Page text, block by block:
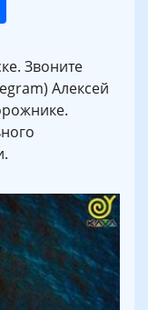
Звоните
Алексей